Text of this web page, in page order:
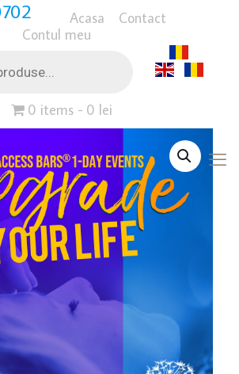
Acasa
Contact
Contul meu
0 items 0 lei